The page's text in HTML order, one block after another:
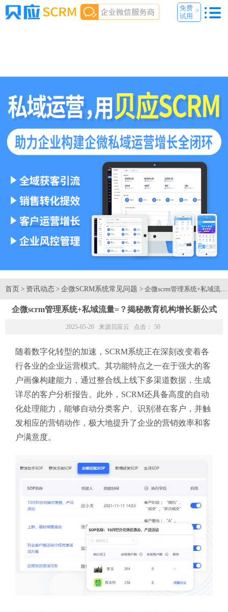
免费
试用
>
首页 > 资讯动态 > 企微SCRM系统常见问题 > 企微scrm管理系统+私域流
企微scrm管理系统+私域流量=？揭秘教育机构增长新公式
2025-05-20 来源 贝应云 点击： 50
随着数字化转型的加速，SCRM系统正在深刻改变着各
行各业的企业运营模式。其功能特点之一在于强大的客
户画像构建能力，通过整合线上线下多渠道数据，生成
详尽的客户分析报告。此外，SCRM还具备高度的自动
化处理能力，能够自动分类客户、识别潜在客户，并触
发相应的营销动作，极大地提升了企业的营销效率和客
户满意度。